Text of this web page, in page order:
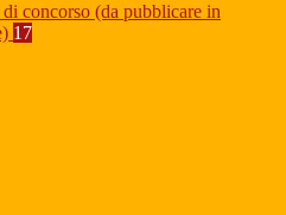
concorso (da pubblicare in
17